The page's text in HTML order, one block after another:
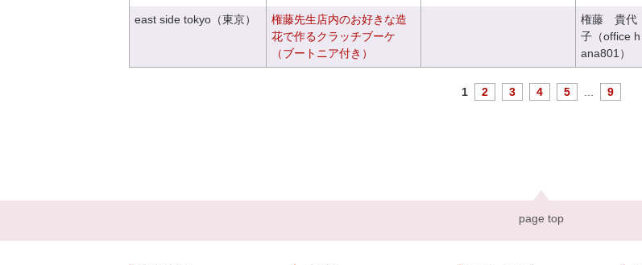
east side tokyo（東京）
権藤先生店内のお好きな造
花で作るクラッチブーケ
（ブートニア付き）
権藤 貴代
子（office h
ana801）
1 2 3 4 5 9
page top